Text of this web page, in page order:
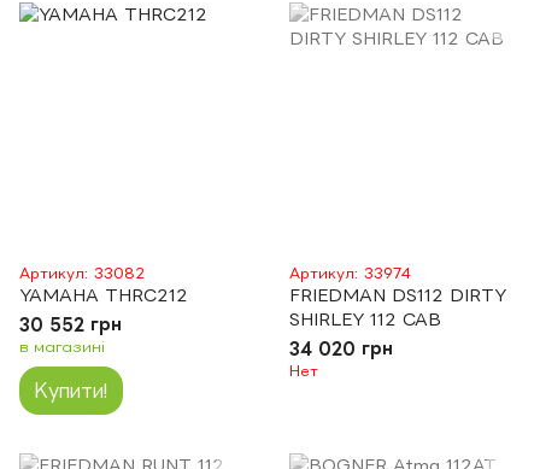
Артикул: 33082
YAMAHA THRC212
30 552 грн
в магазині
Купити!
Артикул: 33974
FRIEDMAN DS112 DIRTY
SHIRLEY 112 CAB
34 020 грн
Нет